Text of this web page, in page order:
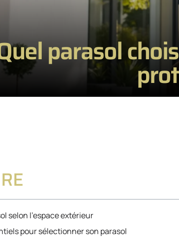
parasol
selon l’espace extérieur
pour sélectionner son parasol